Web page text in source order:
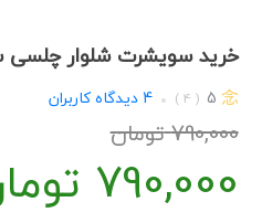
خرید سویشرت شلوار چلسی
5
( 4 )
4 دیدگاه کاربران
790,000تومان
790,000